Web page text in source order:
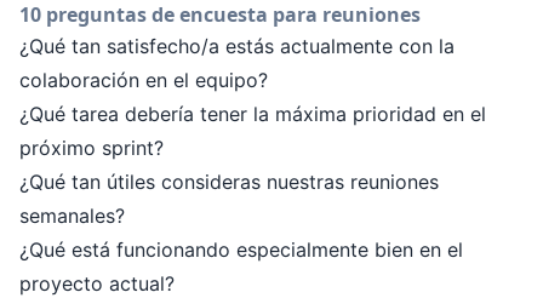
10 preguntas de encuesta para reuniones
¿Qué tan satisfecho/a estás actualmente con la
colaboración en el equipo?
¿Qué tarea debería tener la máxima prioridad en el
próximo sprint?
¿Qué tan útiles consideras nuestras reuniones
semanales?
¿Qué está funcionando especialmente bien en el
proyecto actual?